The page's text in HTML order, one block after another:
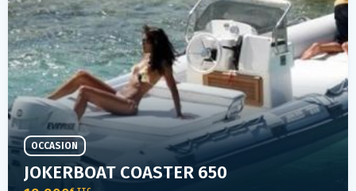
JOKERBOAT COASTER 650
OCCASION